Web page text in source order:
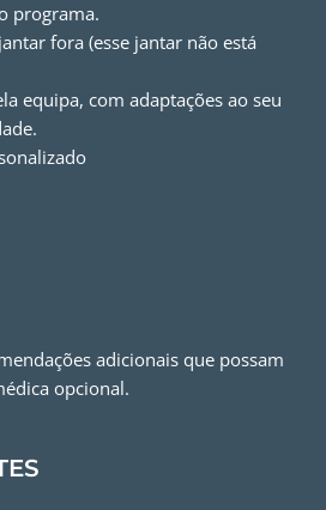
programa.
fora (esse jantar não está
equipa, com adaptações ao seu
adicionais que possam
opcional.